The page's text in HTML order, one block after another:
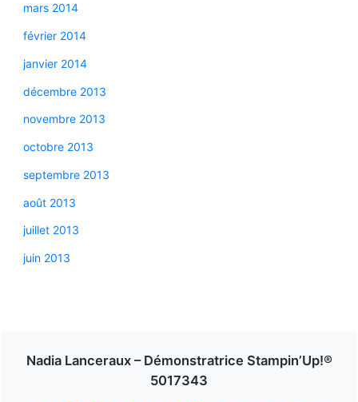
mars 2014
février 2014
janvier 2014
décembre 2013
novembre 2013
octobre 2013
septembre 2013
août 2013
juillet 2013
juin 2013
Nadia Lanceraux – Démonstratrice Stampin’Up!®
5017343